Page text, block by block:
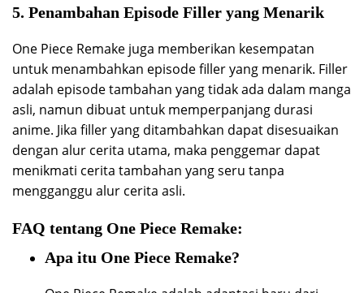
5. Penambahan Episode Filler yang Menarik
One Piece Remake juga memberikan kesempatan
untuk menambahkan episode filler yang menarik. Filler
adalah episode tambahan yang tidak ada dalam manga
asli, namun dibuat untuk memperpanjang durasi
anime. Jika filler yang ditambahkan dapat disesuaikan
dengan alur cerita utama, maka penggemar dapat
menikmati cerita tambahan yang seru tanpa
mengganggu alur cerita asli.
FAQ tentang One Piece Remake:
Apa itu One Piece Remake?